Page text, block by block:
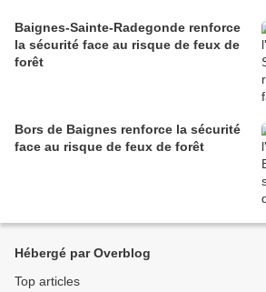
Baignes-Sainte-Radegonde renforce
la sécurité face au risque de feux de
forêt
Bors de Baignes renforce la sécurité
face au risque de feux de forêt
Hébergé par Overblog
Top articles